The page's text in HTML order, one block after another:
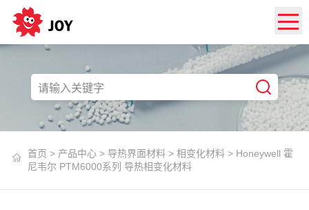
首页 > 产品中心> 导热界面材料> 相变化材料> Honeywell 霍
尼韦尔 PTM6000系列 导热相变化材料